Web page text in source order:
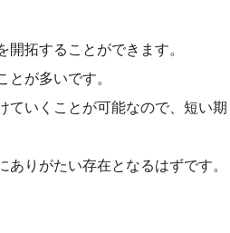
拓することができます。
が多いです。
ていくことが可能なので、短い期
りがたい存在となるはずです。